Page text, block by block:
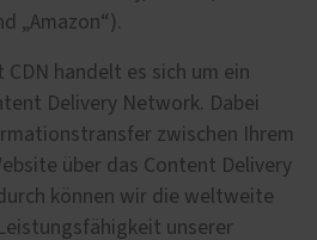
„Amazon“).
CDN handelt es sich um ein
Delivery Network. Dabei
zwischen Ihrem
über das Content Delivery
können wir die weltweite
unserer